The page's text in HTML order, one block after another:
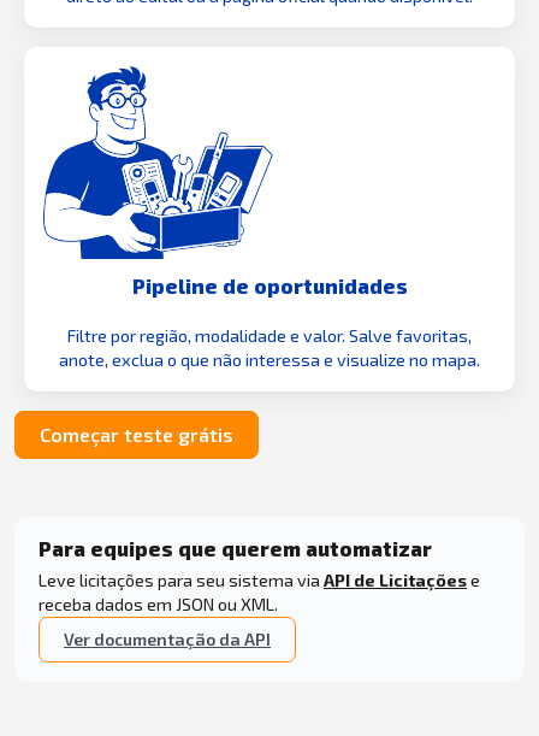
Pipeline de oportunidades
Filtre por região, modalidade e valor. Salve favoritas,
anote, exclua o que não interessa e visualize no mapa.
Começar teste grátis
Para equipes que querem automatizar
Leve licitações para seu sistema via API de Licitaçõese
receba dados em JSON ou XML.
Ver documentação da API